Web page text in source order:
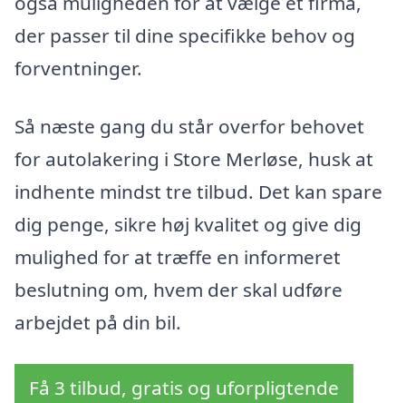
der passer til dine specifikke behov og
forventninger.
Så næste gang du står overfor behovet
for autolakering i Store Merløse, husk at
indhente mindst tre tilbud. Det kan spare
dig penge, sikre høj kvalitet og give dig
mulighed for at træffe en informeret
beslutning om, hvem der skal udføre
arbejdet på din bil.
Få 3 tilbud, gratis og uforpligtende